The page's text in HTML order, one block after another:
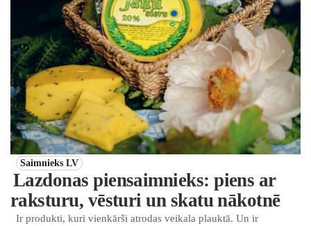
Saimnieks LV
Lazdonas piensaimnieks: piens ar
raksturu, vēsturi un skatu nākotnē
Ir produkti, kuri vienkārši atrodas veikala plauktā. Un ir